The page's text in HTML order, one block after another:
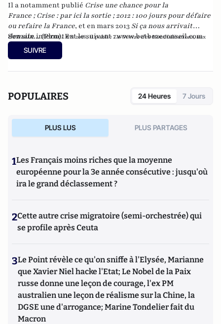
Il a notamment publié Crise une chance pour la
France ; Crise : par ici la sortie ; 2012 : 100 jours pour défaire
ou refaire la France, et en mars 2013 Si ça nous arrivait
demain...(Plon). En2016, il publie La Guerre des Mondialisations, aux
éditions Economica
et en 2017 "La France, ce malade imaginaire"
chez le même éditeur.
Son site internet est le suivant :www.betbezeconseil.com
SUIVRE
POPULAIRES 24 Heures 7 Jours
PLUS LUS PLUS PARTAGES
1Les Français moins riches que la moyenne
européenne pour la 3e année consécutive : jusqu'où
ira le grand déclassement ?
2Cette autre crise migratoire (semi-orchestrée) qui
se profile après Ceuta
3Le Point révèle ce qu'on sniffe à l'Elysée, Marianne
que Xavier Niel hacke l'Etat; Le Nobel de la Paix
russe donne une leçon de courage, l'ex PM
australien une leçon de réalisme sur la Chine, la
DGSE une d'arrogance; Marine Tondelier fait du
Macron